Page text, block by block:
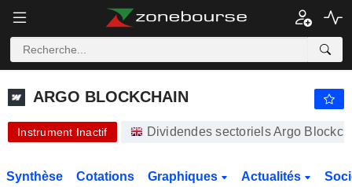
ARGO BLOCKCHAIN
ARGO BLOCKCHAIN
Instrument Inactif Dividendes sectoriels Argo
Synthèse Cotations Graphiques Actualités